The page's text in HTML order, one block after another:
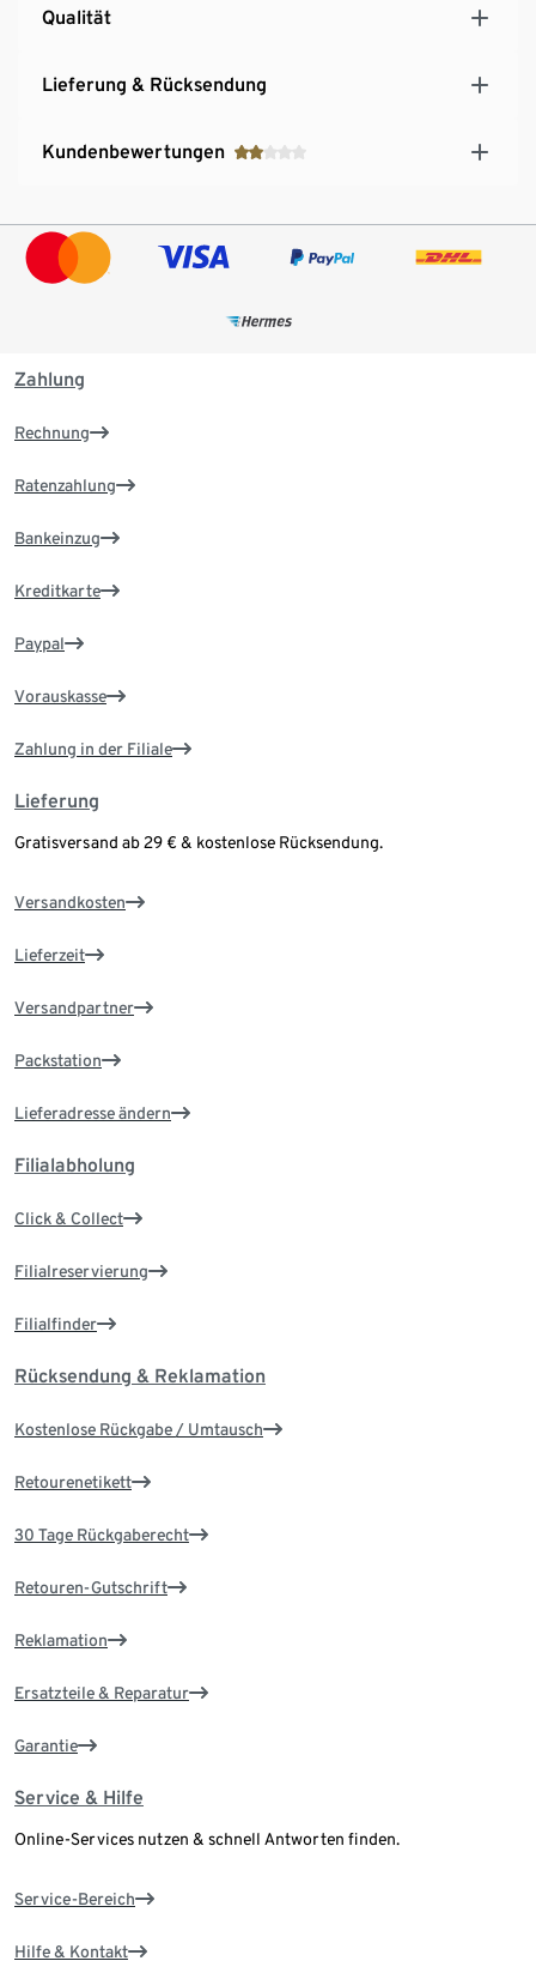
Qualität
Lieferung & Rücksendung
Kundenbewertungen
Zahlung
Rechnung
Ratenzahlung
Bankeinzug
Kreditkarte
Paypal
Vorauskasse
Zahlung in der Filiale
Lieferung
Gratisversand ab 29 € & kostenlose Rücksendung.
Versandkosten
Lieferzeit
Versandpartner
Packstation
Lieferadresse ändern
Filialabholung
Click & Collect
Filialreservierung
Filialfinder
Rücksendung & Reklamation
Kostenlose Rückgabe / Umtausch
Retourenetikett
30 Tage Rückgaberecht
Retouren-Gutschrift
Reklamation
Ersatzteile & Reparatur
Garantie
Service & Hilfe
Online-Services nutzen & schnell Antworten finden.
Service-Bereich
Hilfe & Kontakt